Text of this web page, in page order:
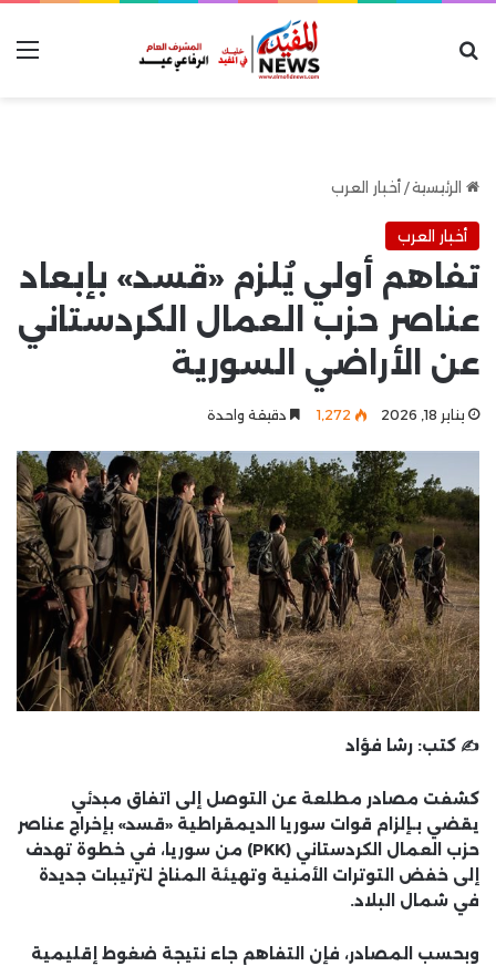
الرئيسية/ أخبار العرب
أخبار العرب
تفاهم أولي يُلزم «قسد» بإبعاد
عناصر حزب العمال الكردستاني
عن الأراضي السورية
يناير 18, 2026 1٬272 دقيقة واحدة
✍️ كتب: رشا فؤاد
كشفت مصادر مطلعة عن
التوصل إلى اتفاق مبدئي
يقضي بـإلزام قوات سوريا الديمقراطية «قسد» بإخراج عناصر
حزب العمال الكردستاني (PKK) من سوريا
، في خطوة تهدف
إلى خفض التوترات الأمنية وتهيئة المناخ لترتيبات جديدة
في شمال البلاد.
وبحسب المصادر، فإن التفاهم جاء نتيجة ضغوط إقليمية